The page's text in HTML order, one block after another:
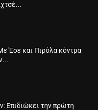
Έσε και Πιρόλα κόντρα
Επιδιώκει την πρώτη